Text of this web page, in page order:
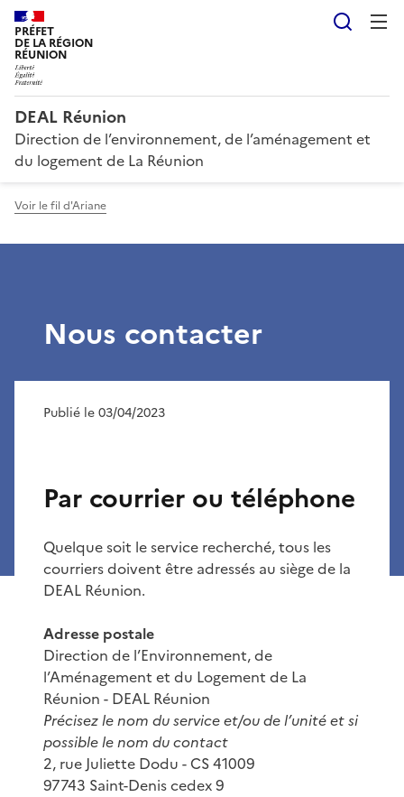
PRÉFET
DE LA RÉGION
RÉUNION
DEAL Réunion
Direction de l’environnement, de l’aménagement et
du logement de La Réunion
Voir le fil d'Ariane
Nous contacter
Publié le 03/04/2023
Par courrier ou téléphone
Quelque soit le service recherché, tous les
courriers doivent être adressés au siège de la
DEAL Réunion.
Adresse postale
Direction de l’Environnement, de
l’Aménagement et du Logement de La
Réunion - DEAL Réunion
Précisez le nom du service et/ou de l’unité et si
possible le nom du contact
2, rue Juliette Dodu - CS 41009
97743 Saint-Denis cedex 9